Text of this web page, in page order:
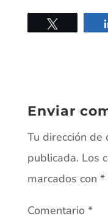
Enviar
Tu dirección de
publicada. Los
marcados con *
Comentario *